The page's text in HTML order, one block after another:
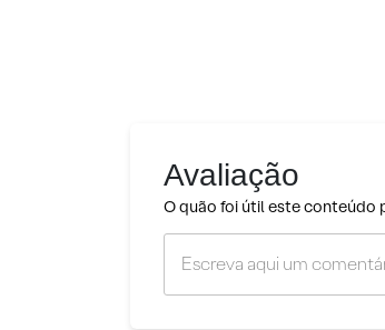
Avaliação
O quão foi útil este conteúdo